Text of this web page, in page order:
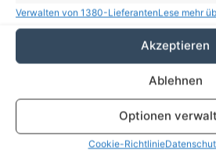
Verwalten von 1380-LieferantenLese mehr
Akzeptieren
Ablehnen
Optionen
Cookie-Richtlinie
18.419
Stellenanzeige der